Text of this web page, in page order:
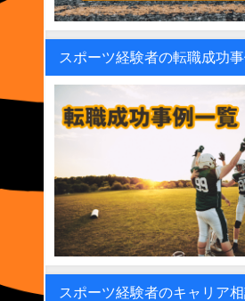
スポーツ経験者の転職成功
スポーツ経験者のキャリア